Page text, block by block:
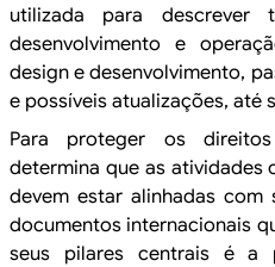
utilizada para descrever
desenvolvimento e
design e desenvolvimento,
e possíveis atualizações, até
Para proteger os direitos
determina que as atividades
devem estar alinhadas
documentos internacionais
seus pilares centrais éa